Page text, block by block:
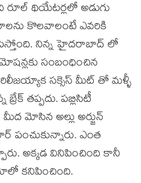
రూల్ థియేటర్లలో అడుగు
కొలవాలంటే ఎవరికి
నిన్న హైదరాబాద్ లో
సంబంధించిన
రిలీజయ్యాక సక్సెస్ మీట్ తో మళ్ళీ
తప్పదు. పబ్లిసిటీ
మోసిన అల్లు అర్జున్
పంచుకున్నారు. ఎంత
అక్కడ వినిపించింది కానీ
కనిపించింది.